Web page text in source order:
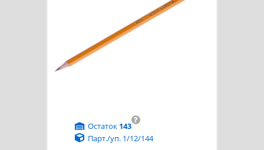
?
Остаток 143
Парт./уп. 1/12/144